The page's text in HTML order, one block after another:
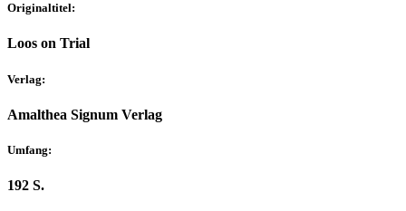
Originaltitel:
Loos on Trial
Verlag:
Amalthea Signum Verlag
Umfang:
192 S.